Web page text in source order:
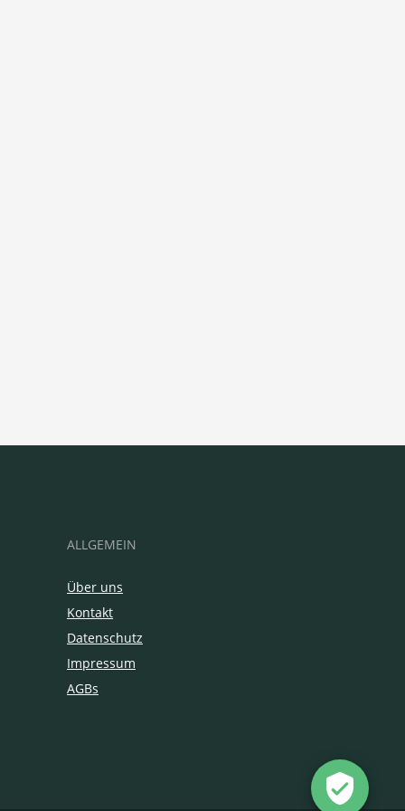
ALLGEMEIN
Über uns
Kontakt
Datenschutz
Impressum
AGBs